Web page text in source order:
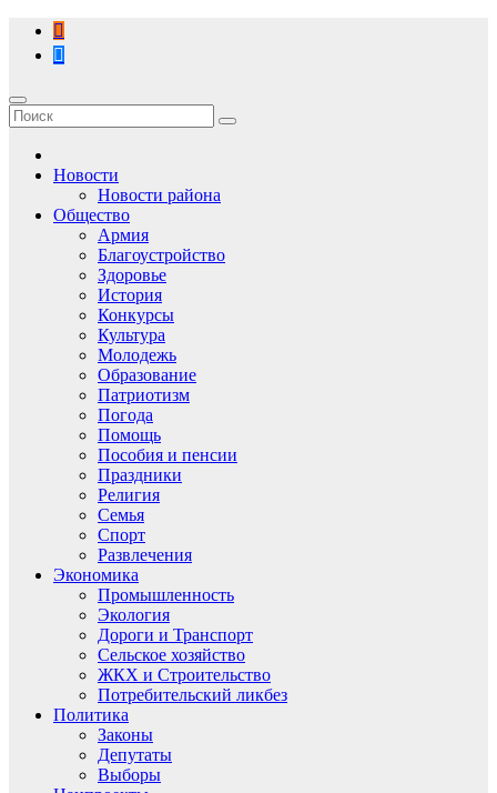
Перейти
содержимому
Новости
Новости района
Общество
Армия
Благоустройство
Здоровье
История
Конкурсы
Культура
Молодежь
Образование
Патриотизм
Погода
Помощь
Пособия и пенсии
Праздники
Религия
Семья
Спорт
Развлечения
Экономика
Промышленность
Экология
Дороги и Транспорт
Сельское хозяйство
ЖКХ и Строительство
Потребительский ликбез
Политика
Законы
Депутаты
Выборы